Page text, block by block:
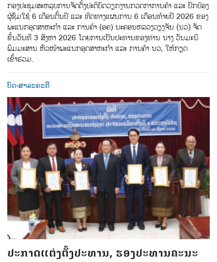
ກອງປະຊຸມສະຫລຸບການຈັດຕັ້ງປະຕິບັດວຽກງານກວດກາການຄ້າ ແລະ ປົກປ້ອງ
ຜູ້ຊົມໃຊ້ 6 ເດືອນຕົ້ນປີ ແລະ ທິດທາງແຜນການ 6 ເດືອນທ້າຍປີ 2026 ຂອງ
ພະແນກອຸດສາຫະກຳ ແລະ ການຄ້າ (ອຄ) ນະຄອນຫລວງວຽງຈັນ (ນວ) ຈັດ
ຂຶ້ນວັນທີ 3 ສິງຫາ 2026 ໂດຍການເປັນປະທານຂອງທ່ານ ນາງ ວັນມະນີ
ພິມມະສານ ຫົວໜ້າພະແນກອຸດສາຫະກຳ ແລະ ການຄ້າ ນວ, ໃຫ້ກຽດ
ເຂົ້າຮ່ວມ.
ບົດ-ສາລະຄະດີ
ປະກາດແຕ່ງຕັ້ງປະທານ, ຮອງປະທານຄະນະ